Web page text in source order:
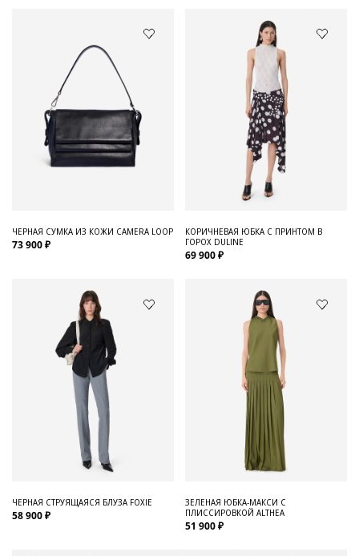
ЧЕРНАЯ СУМКА ИЗ КОЖИ CAMERA LOOP
73 900 ₽
КОРИЧНЕВАЯ ЮБКА С ПРИНТОМ В
ГОРОХ DULINE
69 900 ₽
ЧЕРНАЯ СТРУЯЩАЯСЯ БЛУЗА FOXIE
58 900 ₽
ЗЕЛЕНАЯ ЮБКА-МАКСИ С
ПЛИССИРОВКОЙ ALTHEA
51 900 ₽